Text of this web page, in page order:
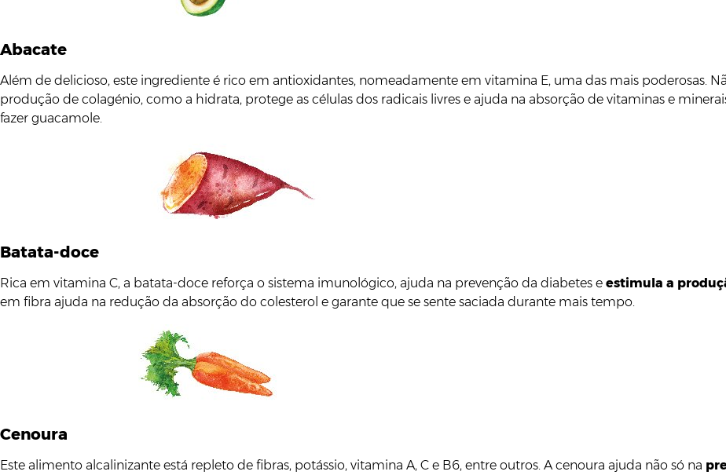
Abacate
Além de delicioso, este ingrediente é rico em antioxidantes, nomeadamente em vitamina E, uma das mais poderosas.
produção de colagénio, como a hidrata, protege as células dos radicais livres e ajuda na absorção de vitaminas e
fazer guacamole.
Batata-doce
Rica em vitamina C, a batata-doce reforça o sistema imunológico, ajuda na prevenção da diabetes e estimula a
em fibra ajuda na redução da absorção do colesterol e garante que se sente saciada durante mais tempo.
Cenoura
Este alimento alcalinizante está repleto de fibras, potássio, vitamina A, C e B6, entre outros. A cenoura ajuda não só na